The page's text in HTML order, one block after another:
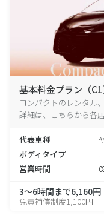
基本料金プラン（C1
コンパクトのレンタル
詳細は、こちらから各
代表車種
ボディタイプ
営業時間
3～6時間まで6,160円
免責補償制度1,100円